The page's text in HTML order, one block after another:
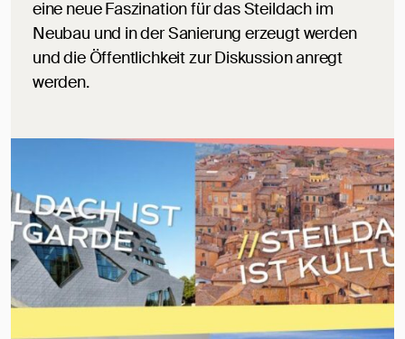
eine neue Faszination für das Steildach im
Neubau und in der Sanierung erzeugt werden
und die Öffentlichkeit zur Diskussion anregt
werden.